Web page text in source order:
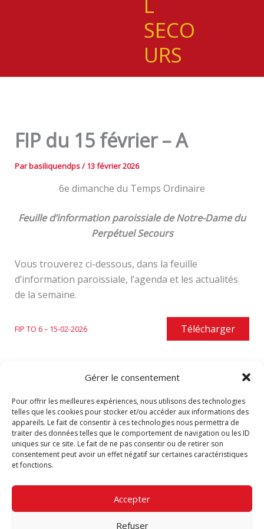
Gérer le consentement
Pour offrir les meilleures expériences, nous utilisons des technologies
telles que les cookies pour stocker et/ou accéder aux informations des
appareils. Le fait de consentir à ces technologies nous permettra de
traiter des données telles que le comportement de navigation ou les ID
uniques sur ce site. Le fait de ne pas consentir ou de retirer son
consentement peut avoir un effet négatif sur certaines caractéristiques
et fonctions.
Accepter
Refuser
SECO
URS
FIP du 15 février – A
Parbasiliquendps/ 13 février 2026
6e dimanche du Temps Ordinaire
Feuille d’information paroissiale de Notre-Dame du
Perpétuel Secours
Vous trouverez ci-dessous, dans la feuille
d’information paroissiale, l’agenda et les actualités
de la semaine.
FIP TO 6 – 15-02-2026 Télécharger
paroissiale de Notre-Dame du Perpétuel Secours:
Archives.